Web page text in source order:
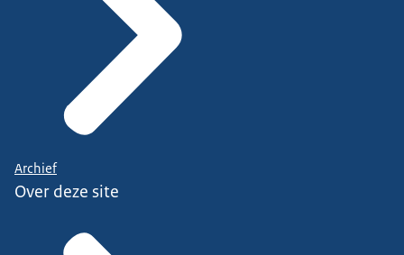
Archief
Over deze site